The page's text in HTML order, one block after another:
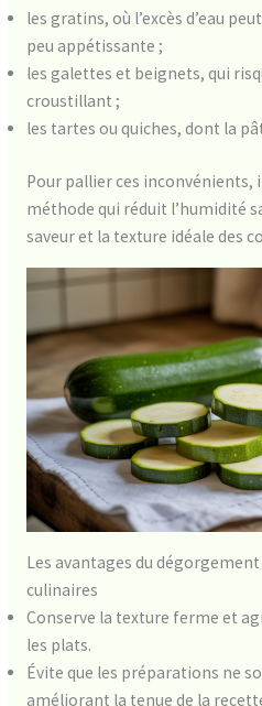
les gratins, où l’excès d’eau
peu appétissante ;
les galettes et beignets, qui
croustillant ;
les tartes ou quiches, dont la
Pour pallier ces inconvénients,
méthode qui réduit l’humidité
saveur et la texture idéale des
Les avantages du
culinaires
Conserve la texture ferme et
les plats.
Évite que les préparations ne
améliorant la tenue de la